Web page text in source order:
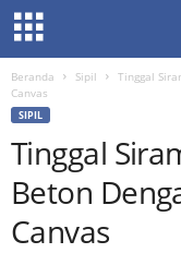
Beranda Sipil
Tinggal
Canvas
SIPIL
Tinggal
Beton
Canvas